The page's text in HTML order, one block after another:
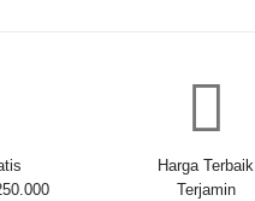
Harga Terbaik
Terjamin